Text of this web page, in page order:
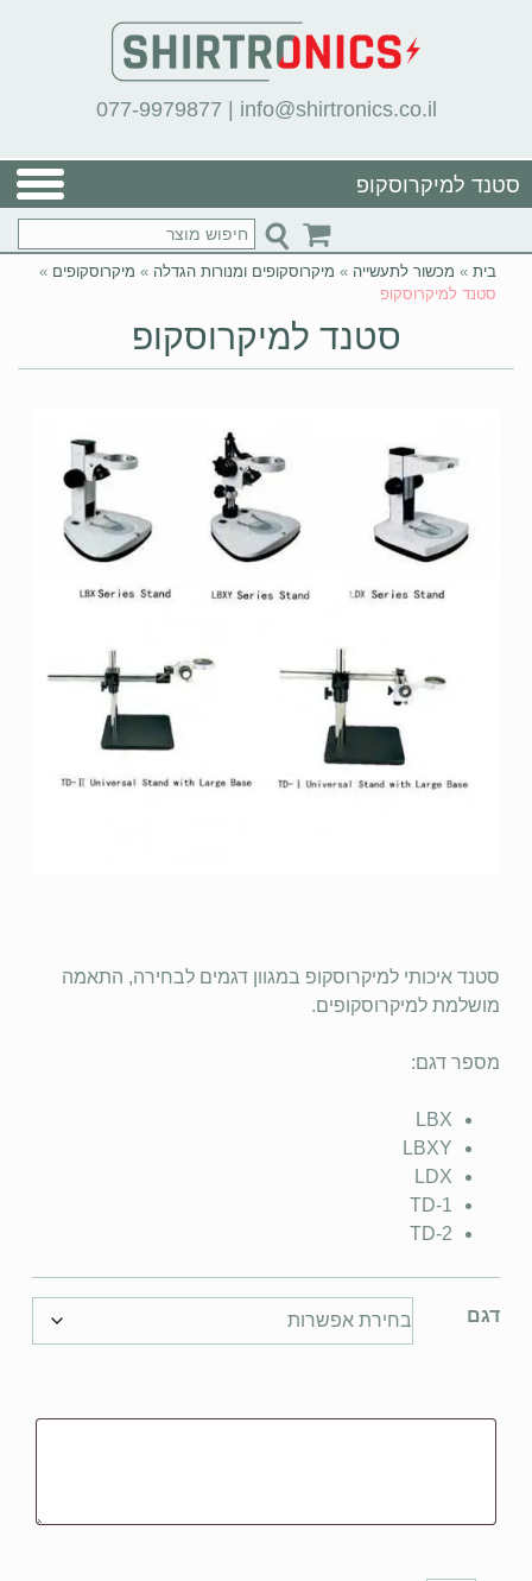
077-9979877 | info@shirtronics.co.il
סטנד למיקרוסקופ
בית » מכשור לתעשייה » מיקרוסקופים ומנורות הגדלה » מיקרוסקופים »
סטנד למיקרוסקופ
סטנד למיקרוסקופ
סטנד איכותי למיקרוסקופ במגוון דגמים לבחירה, התאמה
מושלמת למיקרוסקופים.
מספר דגם:
LBX
LBXY
LDX
TD-1
TD-2
דגם